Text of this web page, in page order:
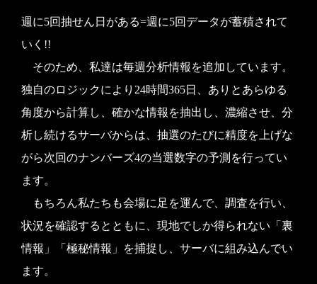
週に5回抽せん日がある=週に5回データが蓄積されて
いく!!
そのため、私達は毎週分析情報を追加しています。
独自のロジックにより24時間365日、ありとあらゆる
角度から計算し、確かな情報を抽出し、濃縮させ、分
析し続けるサーバからは、抽選のたびに精度を上げな
がら次回のナンバーズ4の当選数字の予測を行ってい
ます。
もちろん私たちも会場に足を運んで、調査を行い、
状況を確認するとともに、現地でしか得られない「裏
情報」「極秘情報」を捕捉し、サーバに組み込んでい
ます。